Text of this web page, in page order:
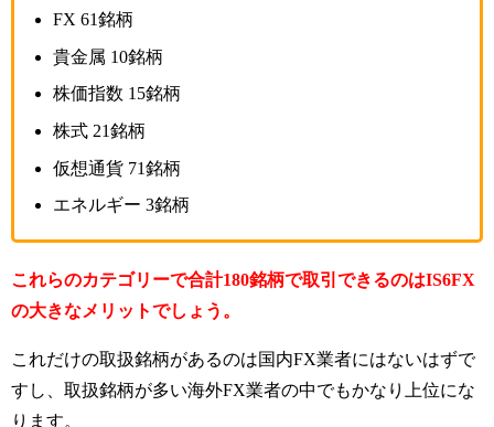
FX 61銘柄
貴金属 10銘柄
株価指数 15銘柄
株式 21銘柄
仮想通貨 71銘柄
エネルギー 3銘柄
これらのカテゴリーで合計180銘柄で取引できるのはIS6FX
の大きなメリットでしょう。
これだけの取扱銘柄があるのは国内FX業者にはないはずで
すし、取扱銘柄が多い海外FX業者の中でもかなり上位にな
ります。